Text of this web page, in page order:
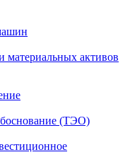
материальных активов
(ТЭО)